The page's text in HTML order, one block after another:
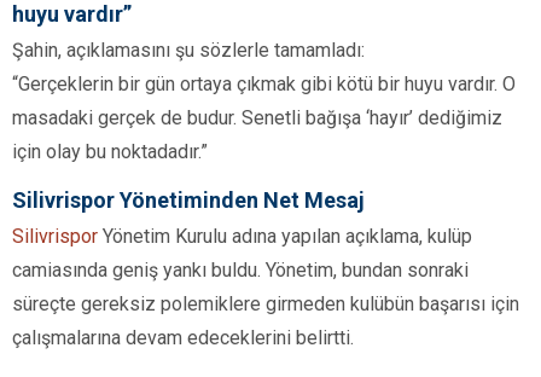
huyu vardır”
Şahin, açıklamasını şu sözlerle tamamladı:
“Gerçeklerin bir gün ortaya çıkmak gibi kötü bir huyu vardır. O
masadaki gerçek de budur. Senetli bağışa ‘hayır’ dediğimiz
için olay bu noktadadır.”
Silivrispor Yönetiminden Net Mesaj
Silivrispor Yönetim Kurulu adına yapılan açıklama, kulüp
camiasında geniş yankı buldu. Yönetim, bundan sonraki
süreçte gereksiz polemiklere girmeden kulübün başarısı için
çalışmalarına devam edeceklerini belirtti.